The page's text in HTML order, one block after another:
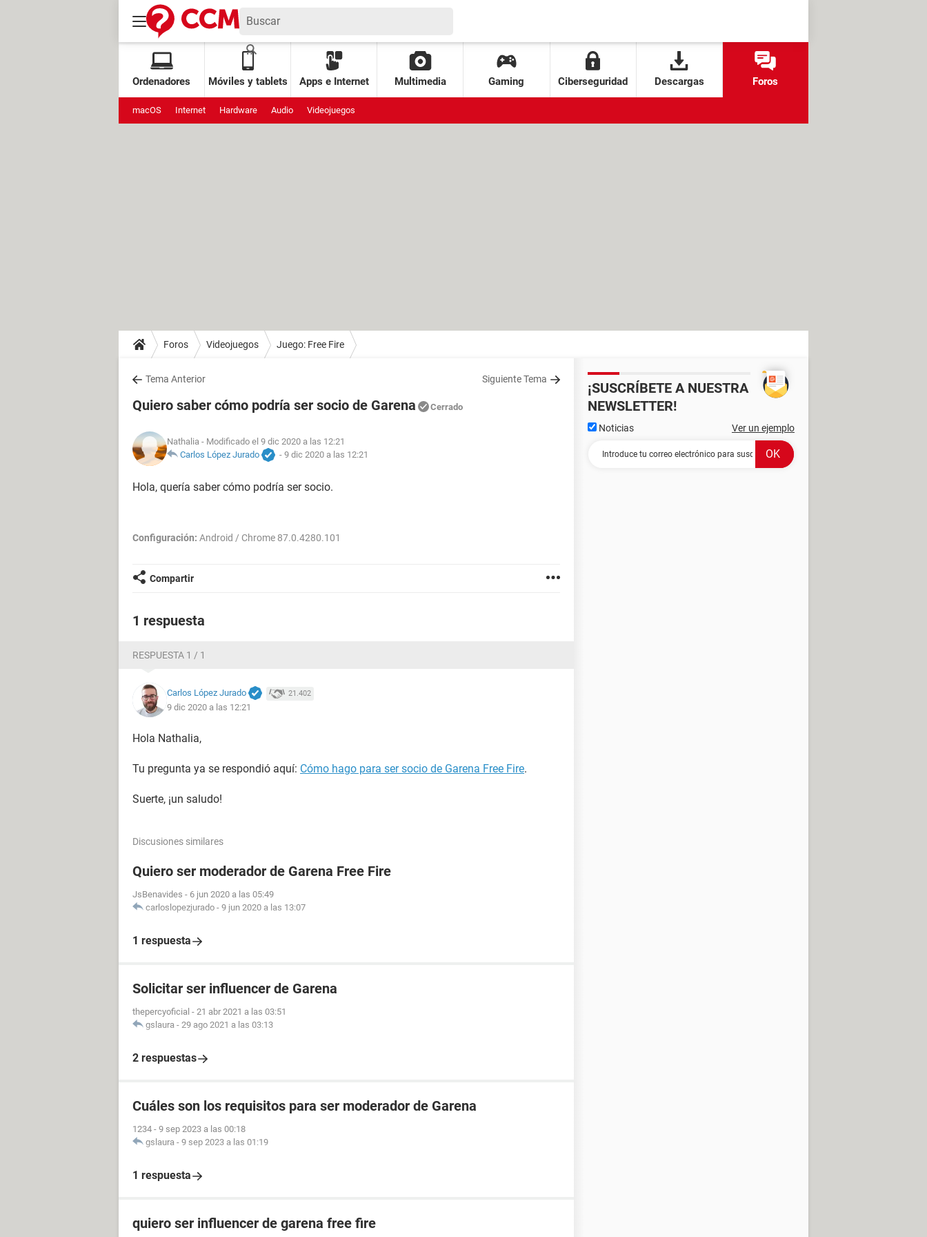
Ordenadores Móviles y tablets Apps e Internet Multimedia Gaming Ciberseguridad Descargas Foros
macOS Internet Hardware Audio Videojuegos
Foros Videojuegos Juego: Free Fire
Tema Anterior Siguiente Tema
Quiero saber cómo podría ser socio de Garena Cerrado
Nathalia - Modificado el 9 dic 2020 a las 12:21
Carlos López Jurado
- 9 dic 2020 a las 12:21
Hola, quería saber cómo podría ser socio.
Configuración: Android / Chrome 87.0.4280.101
Compartir
1 respuesta
RESPUESTA 1 / 1
Carlos López Jurado 21.402
9 dic 2020 a las 12:21
Hola Nathalia,
Tu pregunta ya se respondió aquí: Cómo hago para ser socio de Garena Free Fire.
Suerte, ¡un saludo!
Discusiones similares
Quiero ser moderador de Garena Free Fire
JsBenavides - 6 jun 2020 a las 05:49
carloslopezjurado - 9 jun 2020 a las 13:07
1 respuesta
Solicitar ser influencer de Garena
thepercyoficial - 21 abr 2021 a las 03:51
gslaura - 29 ago 2021 a las 03:13
2 respuestas
Cuáles son los requisitos para ser moderador de Garena
1234 - 9 sep 2023 a las 00:18
gslaura - 9 sep 2023 a las 01:19
1 respuesta
quiero ser influencer de garena free fire
¡SUSCRÍBETE A NUESTRA
NEWSLETTER!
Noticias Ver un ejemplo